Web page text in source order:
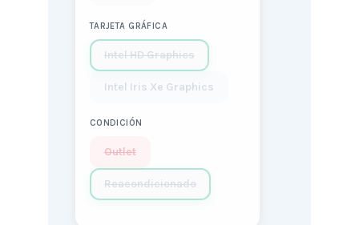
TARJETA GRÁFICA
Intel HD Graphics
Intel Iris Xe Graphics
CONDICIÓN
Outlet
Reacondicionado